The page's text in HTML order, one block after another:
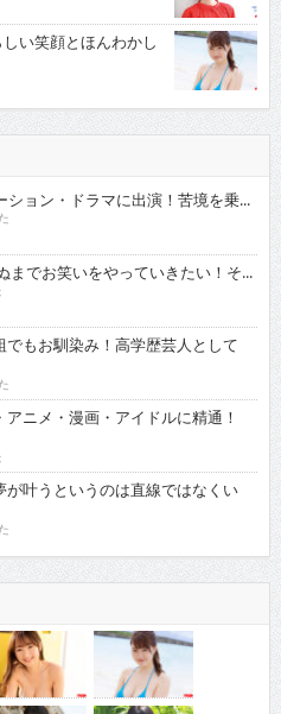
い笑顔とほんわかし
ョン・ドラマに出演！苦境を乗...
までお笑いをやっていきたい！そ...
もお馴染み！高学歴芸人として
ニメ・漫画・アイドルに精通！
叶うというのは直線ではなくい